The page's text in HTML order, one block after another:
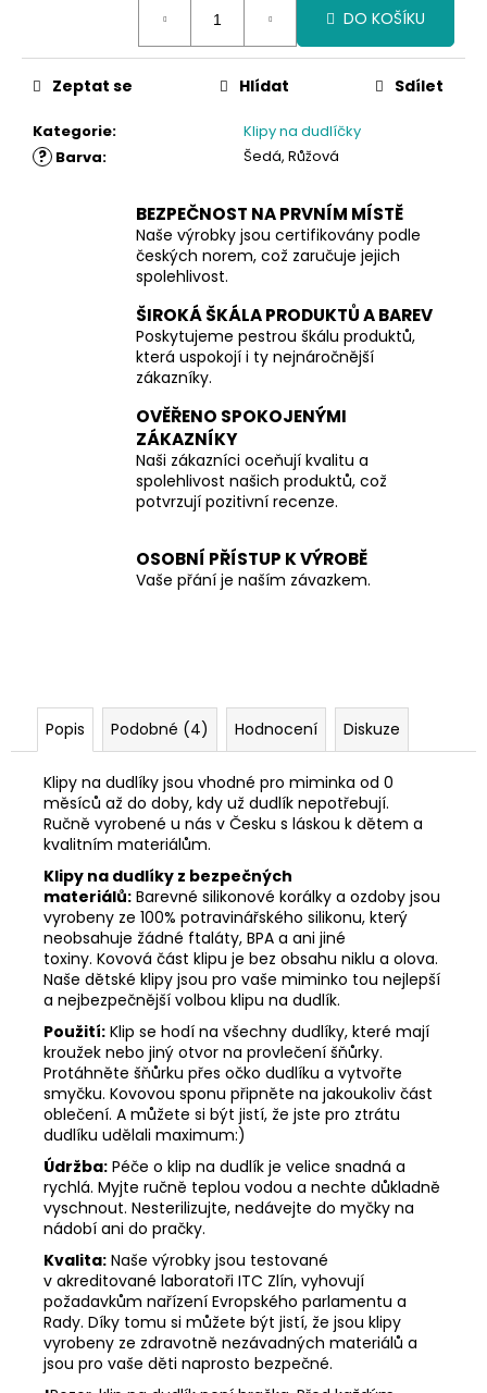
DO KOŠÍKU
Kategorie: Klipy na dudlíčky
? Barva: Šedá, Růžová
Zeptat se Hlídat Sdílet
BEZPEČNOST NA PRVNÍM MÍSTĚ
Naše výrobky jsou certifikovány podle
českých norem, což zaručuje jejich
spolehlivost.
ŠIROKÁ ŠKÁLA PRODUKTŮ A BAREV
Poskytujeme pestrou škálu produktů,
která uspokojí i ty nejnáročnější
zákazníky.
OVĚŘENO SPOKOJENÝMI
ZÁKAZNÍKY
Naši zákazníci oceňují kvalitu a
spolehlivost našich produktů, což
potvrzují pozitivní recenze.
OSOBNÍ PŘÍSTUP K VÝROBĚ
Vaše přání je naším závazkem.
Popis Podobné (4) Hodnocení Diskuze
Klipy na dudlíky jsou vhodné pro miminka od 0
měsíců až do doby, kdy už dudlík nepotřebují.
Ručně vyrobené u nás v Česku s láskou k dětem a
kvalitním materiálům.
Klipy na dudlíky z bezpečných
materiálů: Barevné silikonové korálky a ozdoby jsou
vyrobeny ze 100% potravinářského silikonu, který
neobsahuje žádné ftaláty, BPA a ani jiné
toxiny. Kovová část klipu je bez obsahu niklu a olova.
Naše dětské klipy jsou pro vaše miminko tou nejlepší
a nejbezpečnější volbou klipu na dudlík.
Použití: Klip se hodí na všechny dudlíky, které mají
kroužek nebo jiný otvor na provlečení šňůrky.
Protáhněte šňůrku přes očko dudlíku a vytvořte
smyčku. Kovovou sponu připněte na jakoukoliv část
oblečení. A můžete si být jistí, že jste pro ztrátu
dudlíku udělali maximum:)
Údržba: Péče o klip na dudlík je velice snadná a
rychlá. Myjte ručně teplou vodou a nechte důkladně
vyschnout. Nesterilizujte, nedávejte do myčky na
nádobí ani do pračky.
Kvalita: Naše výrobky jsou testované
v akreditované laboratoři ITC Zlín, vyhovují
požadavkům nařízení Evropského parlamentu a
Rady. Díky tomu si můžete být jistí, že jsou klipy
vyrobeny ze zdravotně nezávadných materiálů a
jsou pro vaše děti naprosto bezpečné.